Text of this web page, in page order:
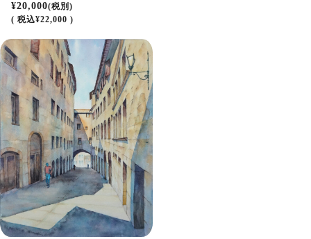
¥20,000(税別)
( 税込¥22,000 )